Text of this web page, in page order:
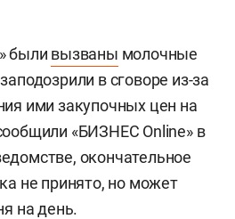
были вызваны молочные
в сговоре из-за
ими закупочных цен на
«БИЗНЕС Online» в
окончательное
не принято, но может
на день.